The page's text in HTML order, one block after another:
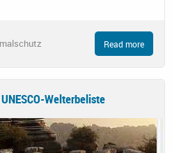
Read more
Welterbeliste